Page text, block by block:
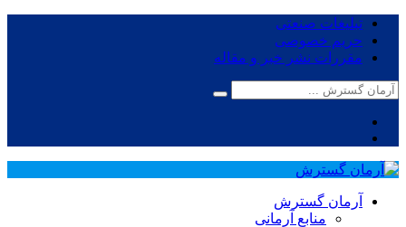
تبلیغات صنعتی
حریم خصوصی
مقررات نشر خبر و مقاله
آرمان گسترش
منابع آرمانی